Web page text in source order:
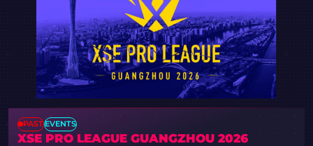
PASTEVENTS
XSE PRO LEAGUE GUANGZHOU 2026